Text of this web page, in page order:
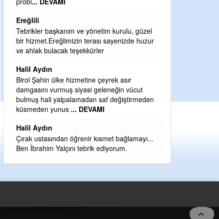
kurulu, güzel
huzur
asır
vücut
değiştirmeden
bağlamayı...
H BakiYüksel
Hak hukuk adalet işte CHP Kemal Kılıçdaroğlu
Yeni parti için ereğli ilçe teşkilatımızı merak
eder dururken asıl merakımız halk
kahramanlarımız ereğli aşkı ile yanıp tutuşan
eeeğ ... DEVAMI